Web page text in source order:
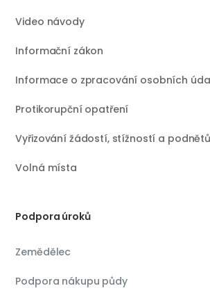
Video návody
Informační zákon
Informace o zpracování osobních
Protikorupční opatření
Vyřizování žádostí, stížností a podnětů
Volná místa
Podpora úroků
Zemědělec
Podpora nákupu půdy